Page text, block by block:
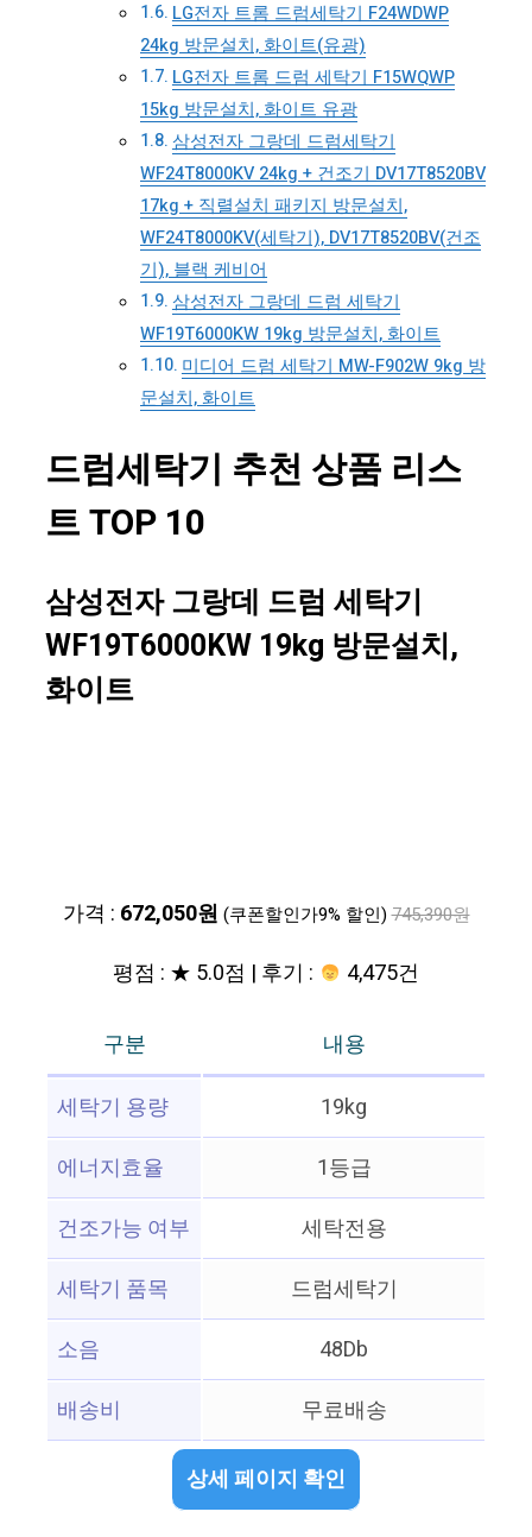
LG전자 트롬 드럼세탁기 F24WDWP
24kg 방문설치, 화이트(유광)
LG전자 트롬 드럼 세탁기 F15WQWP
15kg 방문설치, 화이트 유광
삼성전자 그랑데 드럼세탁기
WF24T8000KV 24kg + 건조기 DV17T8520BV
17kg + 직렬설치 패키지 방문설치,
WF24T8000KV(세탁기), DV17T8520BV(건조
기), 블랙 케비어
삼성전자 그랑데 드럼 세탁기
WF19T6000KW 19kg 방문설치, 화이트
미디어 드럼 세탁기 MW-F902W 9kg 방
문설치, 화이트
드럼세탁기 추천 상품 리스
트 TOP 10
삼성전자 그랑데 드럼 세탁기
WF19T6000KW 19kg 방문설치,
화이트
가격 : 672,050원 (쿠폰할인가9% 할인) 745,390원
평점 : ★ 5.0점 | 후기 : 4,475건
구분
내용
세탁기 용량
19kg
에너지효율
1등급
건조가능 여부
세탁전용
세탁기 품목
드럼세탁기
소음
48Db
배송비
무료배송
상세 페이지 확인